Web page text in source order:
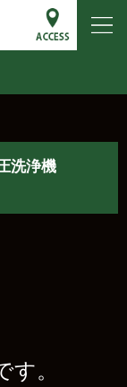
洗浄機
。